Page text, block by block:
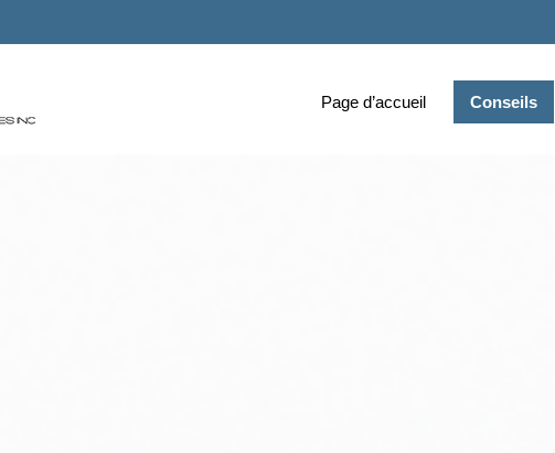
Principal
Page d’accueil Conseils